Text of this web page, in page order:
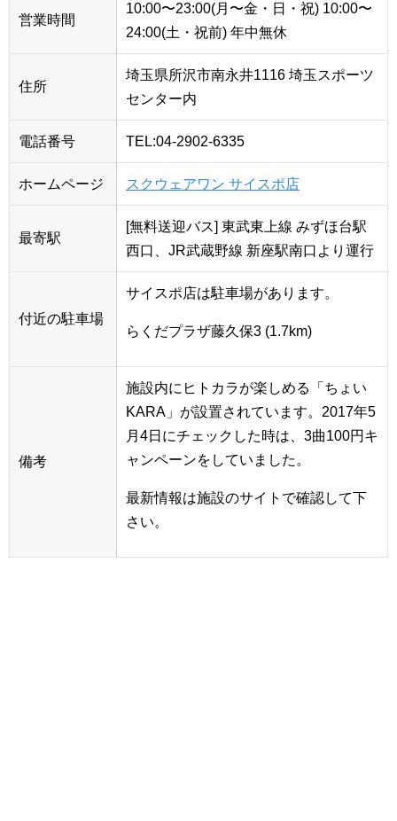
営業時間
10:00〜23:00(月〜金・日・祝) 10:00〜
24:00(土・祝前) 年中無休
住所
埼玉県所沢市南永井1116 埼玉スポーツ
センター内
電話番号 TEL:04-2902-6335
ホームページ スクウェアワン サイスポ店
最寄駅
[無料送迎バス] 東武東上線 みずほ台駅
西口、JR武蔵野線 新座駅南口より運行
付近の駐車場
サイスポ店は駐車場があります。
らくだプラザ藤久保3 (1.7km)
備考
施設内にヒトカラが楽しめる「ちょい
KARA」が設置されています。2017年5
月4日にチェックした時は、3曲100円キ
ャンペーンをしていました。
最新情報は施設のサイトで確認して下
さい。